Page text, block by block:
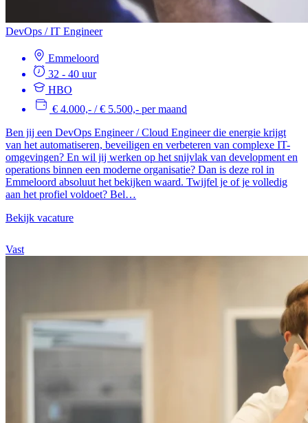
DevOps / IT Engineer
Emmeloord
32 - 40 uur
HBO
€ 4.000,- / € 5.500,- per maand
Ben jij een DevOps Engineer / Cloud Engineer die energie krijgt
van het automatiseren, beveiligen en verbeteren van complexe IT-
omgevingen? En wil jij werken op het snijvlak van development en
operations binnen een moderne organisatie? Dan is deze rol in
Emmeloord absoluut het bekijken waard. Twijfel je of je volledig
aan het profiel voldoet? Bel…
Bekijk vacature
Vast